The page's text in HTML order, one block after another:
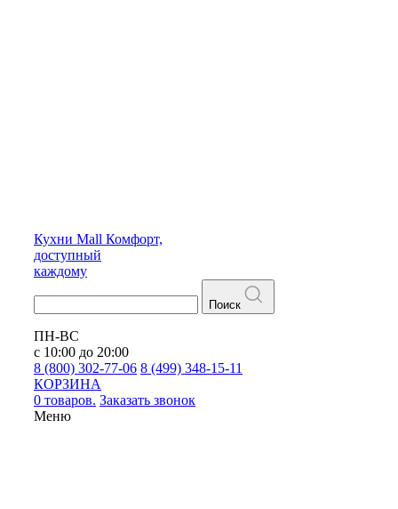
Кухни Mall Комфорт,
доступный
каждому
Поиск
ПН-ВС
с 10:00 до 20:00
8 (800) 302-77-06 8 (499) 348-15-11
КОРЗИНА
0 товаров. Заказать звонок
Меню